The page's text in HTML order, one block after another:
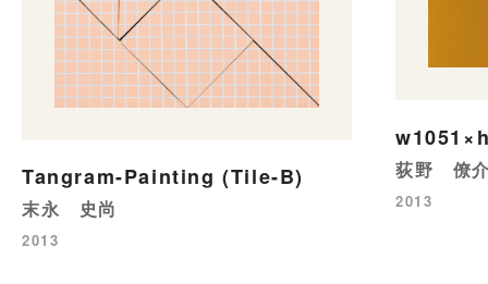
Tangram-Painting (Tile-B)
末永 史尚
2013
荻野 僚
2013